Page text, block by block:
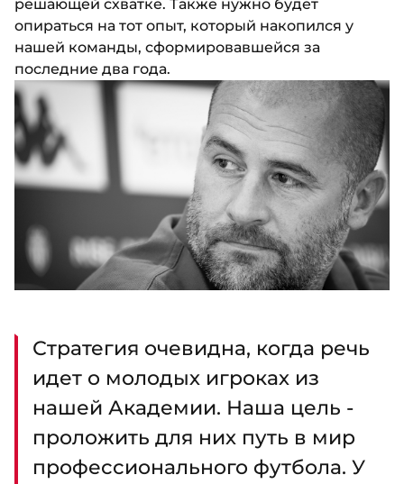
решающей схватке. Также нужно будет
опираться на тот опыт, который накопился у
нашей команды, сформировавшейся за
последние два года.
Стратегия очевидна, когда речь
идет о молодых игроках из
нашей Академии. Наша цель -
проложить для них путь в мир
профессионального футбола. У